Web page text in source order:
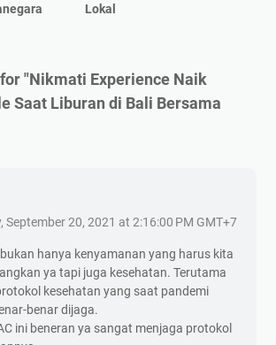
Lokal
"Nikmati Experience Naik
Saat Liburan di Bali Bersama
September 20, 2021 at 2:16:00 PM GMT+7
hanya kenyamanan yang harus kita
ya tapi juga kesehatan. Terutama
kesehatan yang saat pandemi
benar dijaga.
ini beneran ya sangat menjaga protokol